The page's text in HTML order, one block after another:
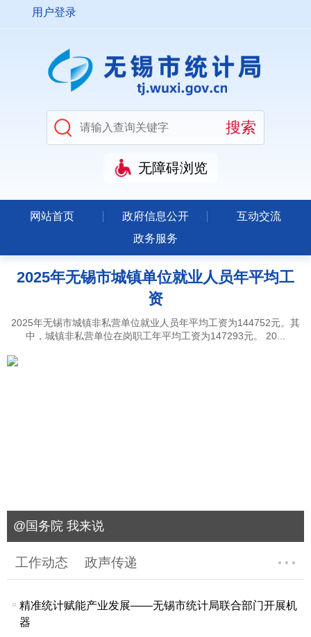
用户登录
无障碍浏览
网站首页 政府信息公开
互动交流
政务服务
2025年无锡市城镇单位就业人员年平均工
资
2025年无锡市城镇非私营单位就业人员年平均工资为144752元。其
中，城镇非私营单位在岗职工年平均工资为147293元。 20...
@国务院 我来说
工作动态 政声传递
精准统计赋能产业发展——无锡市统计局联合部门开展机
器